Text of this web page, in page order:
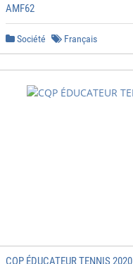
de la
etc.)
AMF62
Société Français
CQP ÉDUCATEUR TENNIS 2020